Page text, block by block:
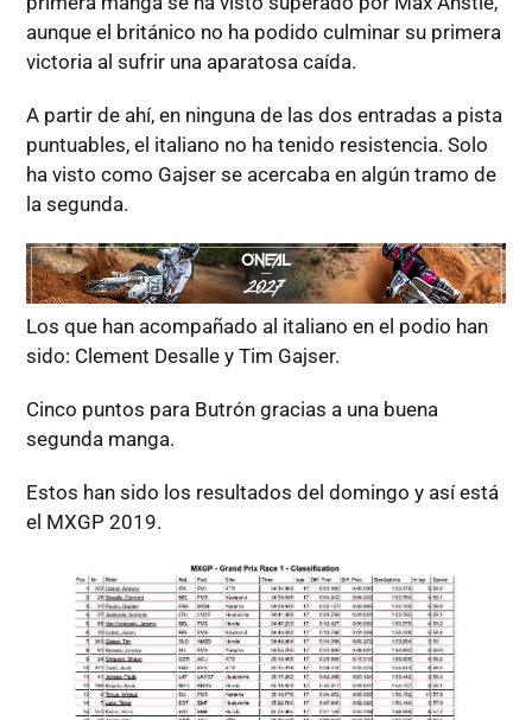
aunque el británico no ha podido culminar su primera
victoria al sufrir una aparatosa caída.
A partir de ahí, en ninguna de las dos entradas a pista
puntuables, el italiano no ha tenido resistencia. Solo
ha visto como Gajser se acercaba en algún tramo de
la segunda.
Los que han acompañado al italiano en el podio han
sido: Clement Desalle y Tim Gajser.
Cinco puntos para Butrón gracias a una buena
segunda manga.
Estos han sido los resultados del domingo y así está
el MXGP 2019.